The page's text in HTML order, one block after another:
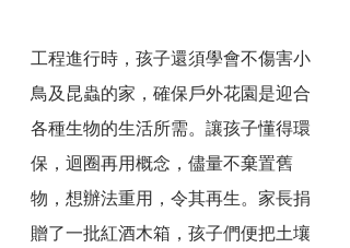
工程進行時，孩子還須學會不傷害小
鳥及昆蟲的家，確保戶外花園是迎合
各種生物的生活所需。讓孩子懂得環
保，迴圈再用概念，儘量不棄置舊
物，想辦法重用，令其再生。家長捐
贈了一批紅酒木箱，孩子們便把土壤